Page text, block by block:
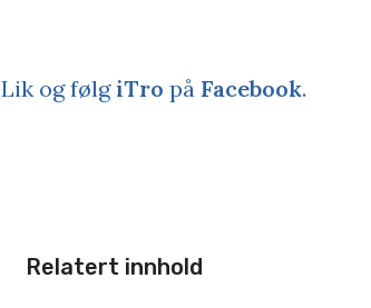
Lik og følgiTro på Facebook.
Relatert innhold